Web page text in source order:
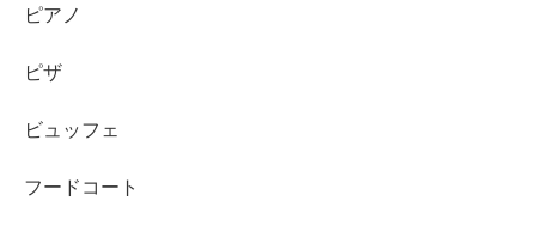
ピアノ
ピザ
ビュッフェ
フードコート